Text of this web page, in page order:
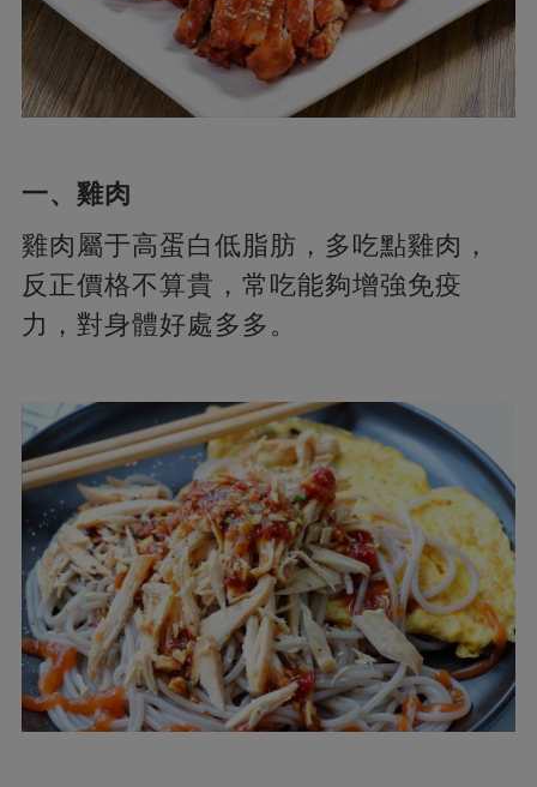
一、雞肉
雞肉屬于高蛋白低脂肪，多吃點雞肉，
反正價格不算貴，常吃能夠增強免疫
力，對身體好處多多。